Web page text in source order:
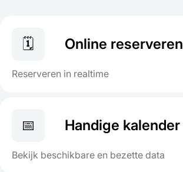
🗓 Online reserveren
Reserveren in realtime
📅 Handige kalender
Bekijk beschikbare en bezette data